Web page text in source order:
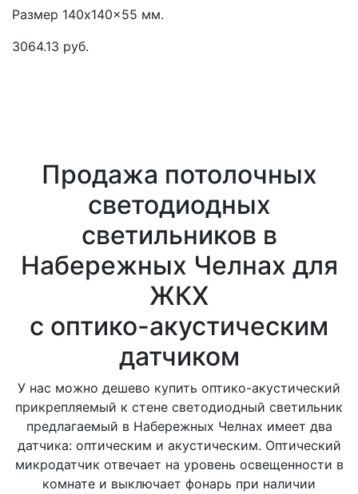
Размер 140x140x55 мм.
3064.13 руб.
Продажа потолочных
светодиодных
светильников в
Набережных Челнах для
ЖКХ
с оптико-акустическим
датчиком
У нас можно дешево купить оптико-акустический
прикрепляемый к стене светодиодный светильник
предлагаемый в Набережных Челнах имеет два
датчика: оптическим и акустическим. Оптический
микродатчик отвечает на уровень освещенности в
комнате и выключает фонарь при наличии